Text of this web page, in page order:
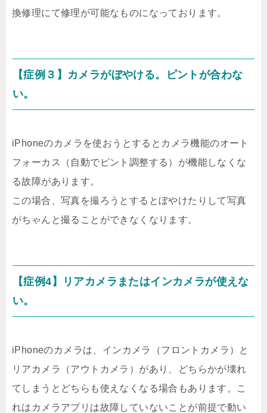
換修理にて修理が可能なものになっております。
【症例３】カメラがぼやける。ピントが合わな
い。
iPhoneのカメラを使おうとするとカメラ機能のオート
フォーカス（自動でピント調整する）が機能しなくな
る故障があります。
この場合、写真を撮ろうとするとぼやけたりして写真
がちゃんと撮ることができなくなります。
【症例4】リアカメラまたはインカメラが使えな
い。
iPhoneのカメラは、インカメラ（フロントカメラ）と
リアカメラ（アウトカメラ）があり、どちらかが壊れ
てしまうとどちらも使えなくなる場合もあります。こ
れはカメラアプリは故障していないことが前提で動い